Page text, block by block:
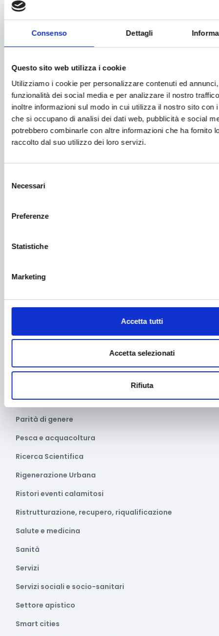
Consenso Dettagli
Questo sito web utilizza i cookie
Utilizziamo i cookie per personalizzare contenuti ed
funzionalità dei social media e per analizzare il nostro
inoltre informazioni sul modo in cui utilizza il nostro sito con
che si occupano di analisi dei dati web, pubblicità e social
potrebbero combinarle con altre informazioni che ha fornito
raccolto dal suo utilizzo dei loro servizi.
delNecessari
Preferenze
Statistiche
Marketing
Accetta tutti
Accetta selezionati
Rifiuta
Formazione e lavoro
Fotovoltaico
Gastronomia
Giustizia e sicurezza
Green economy
Impianti sportivi
Imprenditoria femminile
Inclusione Sociale e Solidarietà
Libro e lettura
Manifestazioni culturali
Marketing e comunicazione
Musica
Parità di genere
Pesca e acquacoltura
Ricerca Scientifica
Rigenerazione Urbana
Ristori eventi calamitosi
Ristrutturazione, recupero, riqualificazione
Salute e medicina
Sanità
Servizi
Servizi sociali e socio-sanitari
Settore apistico
Smart cities